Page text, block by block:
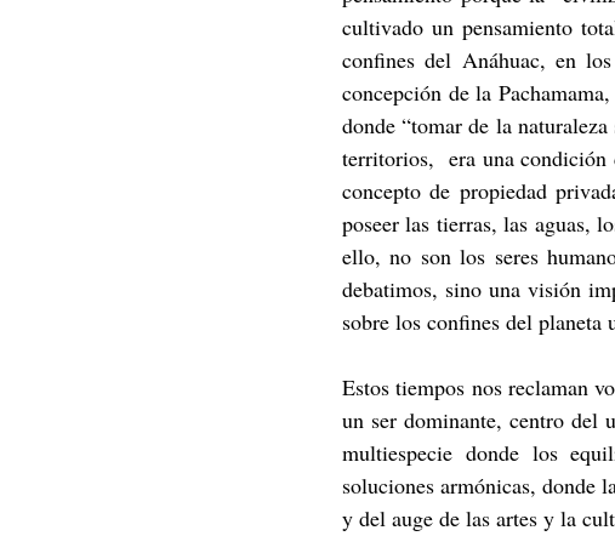
cultivado un pensamiento
confines del Anáhuac, en
concepción de la
donde “tomar de la
territorios,  era una condición
concepto de propiedad
poseer las tierras, las aguas,
ello, no son los seres
debatimos, sino una visión
sobre los confines del
Estos tiempos nos reclaman
un ser dominante, centro del
multiespecie donde los
soluciones armónicas, donde
y del auge de las artes y la